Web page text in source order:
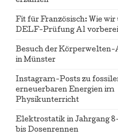
Fit für Französisch: Wie wir
DELF-Prüfung A1
Besuch der
in Münster
Instagram-Posts zu
erneuerbaren Energien im
Physikunterricht
Elektrostatik in Jahrgang
bis Dosenrennen